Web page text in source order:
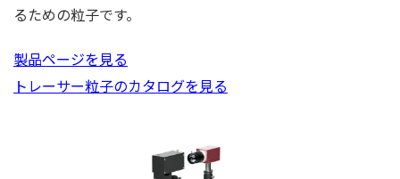
るための粒子です。
製品ページを見る
トレーサー粒子のカタログを見る